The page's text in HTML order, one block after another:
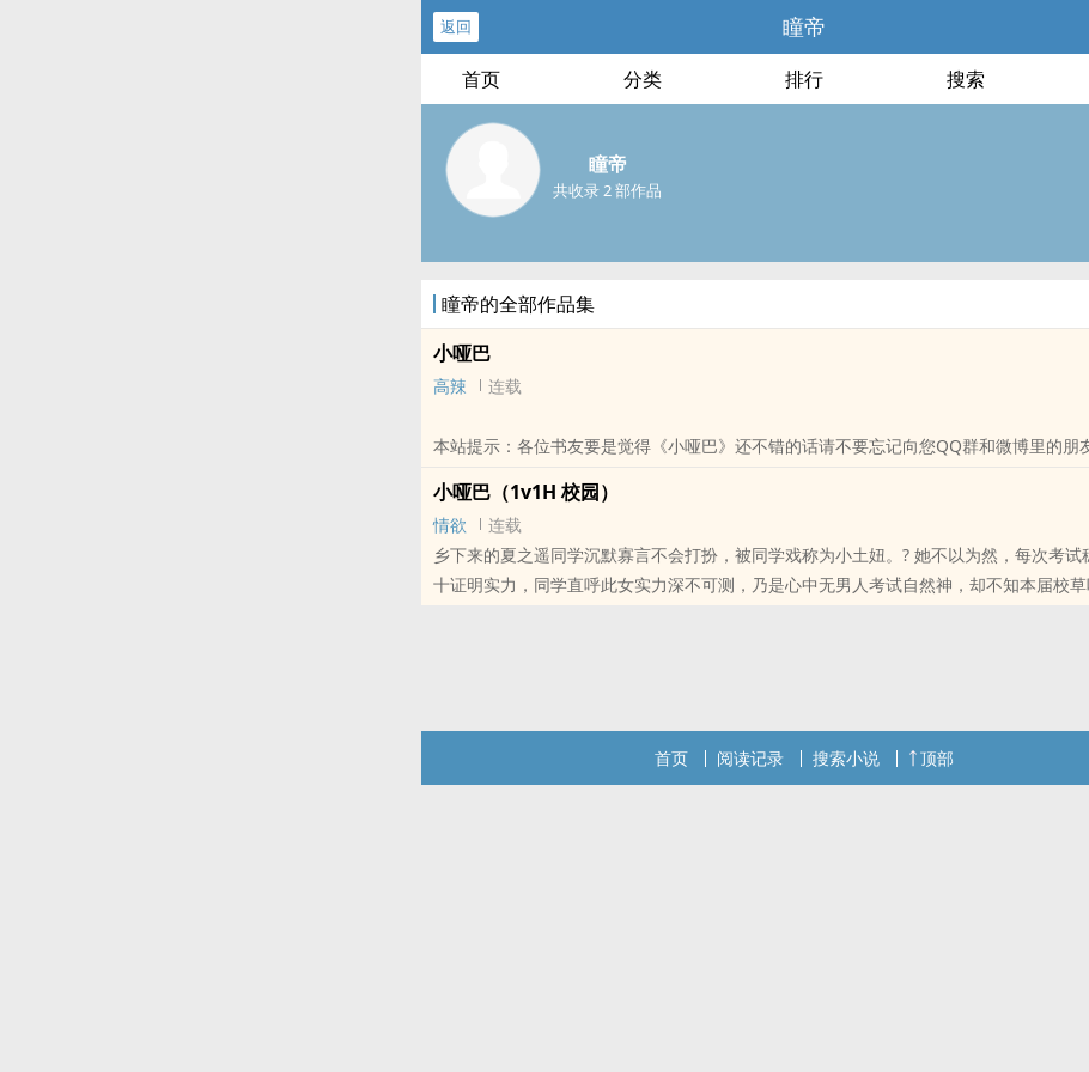
返回 瞳帝
首页 分类 排行 搜索
瞳帝
共收录 2 部作品
瞳帝的全部作品集
小哑巴
高辣 连载
本站提示：各位书友要是觉得《小哑巴》还不错的话请不要忘记向您QQ群和微博里的朋
小哑巴（1v1H 校园）
情欲
连载
乡下来的夏之遥同学沉默寡言不会打扮，被同学戏称为小土妞。? 她不以为然，每次考试
十证明实力，同学直呼此女实力深不可测，乃是心中无男人考试自然神，却不知本届校草
朋友推荐哦！
首页
阅读记录 搜索小说 顶部